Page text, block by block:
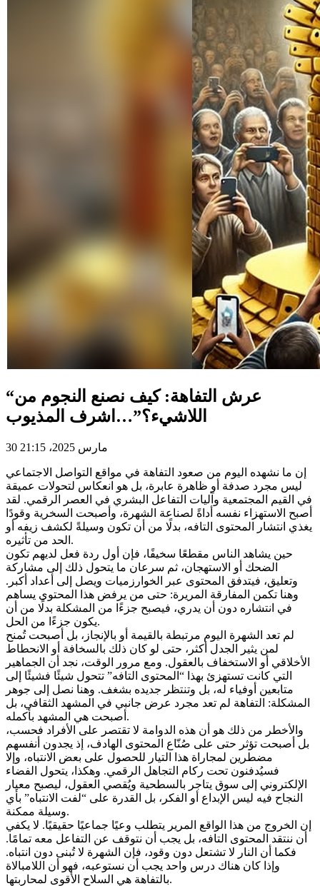
“عرش التفاهة: كيف نصنع النجوم من
اللاشيء؟”…اشرف المذيوب
30 مارس 2025، 21:15
إن ما نشهده اليوم من صعود التفاهة في مواقع التواصل الاجتماعي
ليس مجرد صدفة أو ظاهرة عابرة، بل هو انعكاس لتحولات عميقة
في القيم المجتمعية وآليات التفاعل البشري في العصر الرقمي. لقد
أصبح الاستهزاء نفسه أداةً لصناعة الشهرة، وأصبحت السخرية وقودًا
يغذي انتشار المحتوى التافه، بدلًا من أن تكون وسيلةً لكشف زيفه أو
الحد من تأثيره.
حين يشاهد الناس مقطعًا سخيفًا، فإن أول ردة فعل لديهم تكون
الضحك أو الاستهجان، ثم سرعان ما يتحول ذلك إلى مشاركة
وتعليق، فيتدفق المحتوى عبر الخوارزميات ويصل إلى أعداد أكبر.
وهنا تكمن المفارقة المريرة: حتى من يرفض هذا المحتوى يساهم
في انتشاره دون أن يدري، فيصبح جزءًا من المشكلة بدلًا من أن
يكون جزءًا من الحل.
لم تعد الشهرة اليوم مرتبطة بالقيمة أو بالإنجاز، بل أصبحت تُمنح
لمن يثير الجدل أكثر، حتى لو كان ذلك بالسخافة أو الانحطاط
الأخلاقي أو الاستخفاف بالعقول. ومع مرور الوقت، نجد أن الجماهير
التي كانت تستهزئ بهذا “المحتوى التافه” تتحول شيئًا فشيئًا إلى
متابعين أوفياء له، بل وتنتظر جديده بشغف. وهنا نصل إلى جوهر
المشكلة: التفاهة لم تعد مجرد عرض جانبي في المشهد الثقافي، بل
أصبحت هي المشهد بأكمله.
والأخطر من ذلك هو أن هذه الدوامة لا تقتصر على الأفراد فحسب،
بل أصبحت تؤثر حتى على صُنّاع المحتوى الهادف، إذ يجدون أنفسهم
مضطرين لمجاراة هذا التيار للحصول على بعض الانتباه، وإلا
فسيُدفنون تحت ركام التجاهل الرقمي. وهكذا، يتحول الفضاء
الإلكتروني إلى سوق يتاجر بالسطحية ويُقصي العقول، ليصبح معيار
النجاح فيه ليس الإبداع أو الفكر، بل القدرة على “لفت الانتباه” بأي
وسيلة ممكنة.
إن الخروج من هذا الواقع المرير يتطلب وعيًا جماعيًا حقيقيًا. لا يكفي
أن ننتقد المحتوى التافه، بل يجب أن نتوقف عن التفاعل معه تمامًا.
فكما أن النار لا تشتعل دون وقود، فإن الشهرة لا تُبنى دون انتباه.
وإذا كان هناك درس واحد يجب أن نستوعبه، فهو أن اللامبالاة
بالتفاهة هي السلاح الأقوى لمحاربتها.